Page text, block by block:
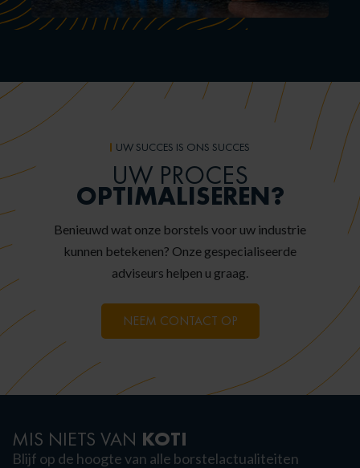
UW SUCCES IS ONS SUCCES
UW PROCES
OPTIMALISEREN?
Benieuwd wat onze borstels voor uw industrie
kunnen betekenen? Onze gespecialiseerde
adviseurs helpen u graag.
NEEM CONTACT OP
MIS NIETS VAN KOTI
Blijf op de hoogte van alle borstelactualiteiten